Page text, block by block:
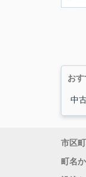
お
中
市区
町名